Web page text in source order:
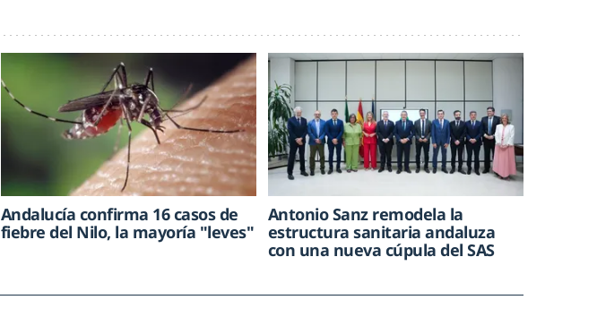
Andalucía confirma 16 casos de
fiebre del Nilo, la mayoría "leves"
Antonio Sanz remodela la
estructura sanitaria andaluza
con una nueva cúpula del SAS